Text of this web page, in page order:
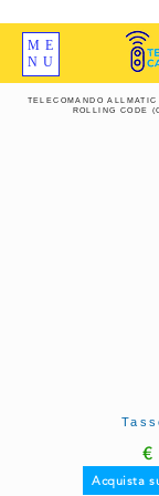
ME
NU
TELECOMANDO
ROLLING CODE
€
Acquista